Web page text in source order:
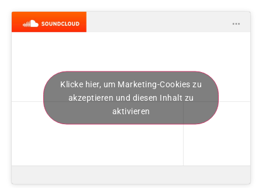
Klicke hier, um Marketing-Cookies zu
akzeptieren und diesen Inhalt zu
aktivieren